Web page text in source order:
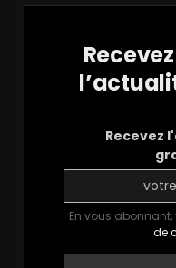
Recevez
En vous
de